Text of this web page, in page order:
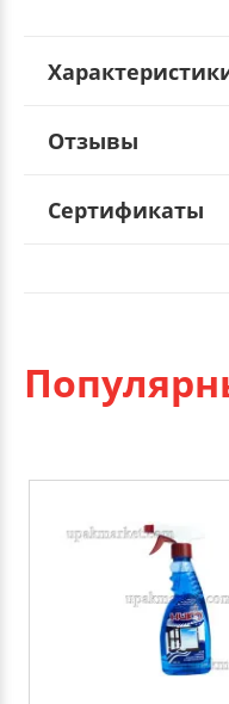
Отзывы
Сертификаты